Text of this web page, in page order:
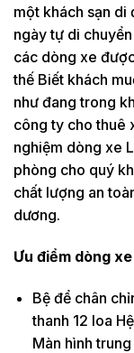
một khách sạn
ngày tự di
các dòng xe
thế Biết khách
như đang trong
công ty cho thuê
nghiệm dòng xe
phòng cho quý
chất lượng an
dương.
Ưu điểm dòng
Bệ để chân
thanh 12 loa
Màn hình